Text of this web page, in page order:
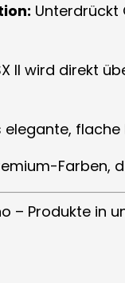
Unterdrückt
II wird direkt
elegante,
Farben,
– Produkte in